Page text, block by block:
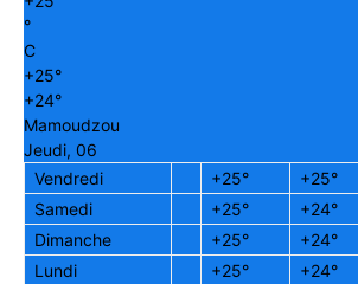
°
C
+25°
+24°
Mamoudzou
Jeudi, 06
Vendredi
+25° +25°
Samedi
+25° +24°
Dimanche
+25° +24°
Lundi
+25° +24°